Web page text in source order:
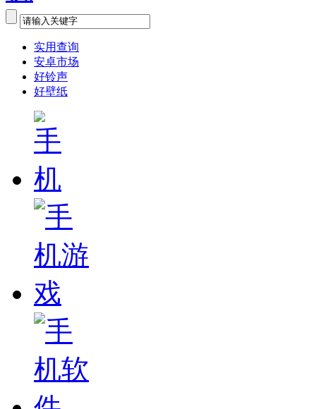
实用查询
安卓市场
好铃声
好壁纸